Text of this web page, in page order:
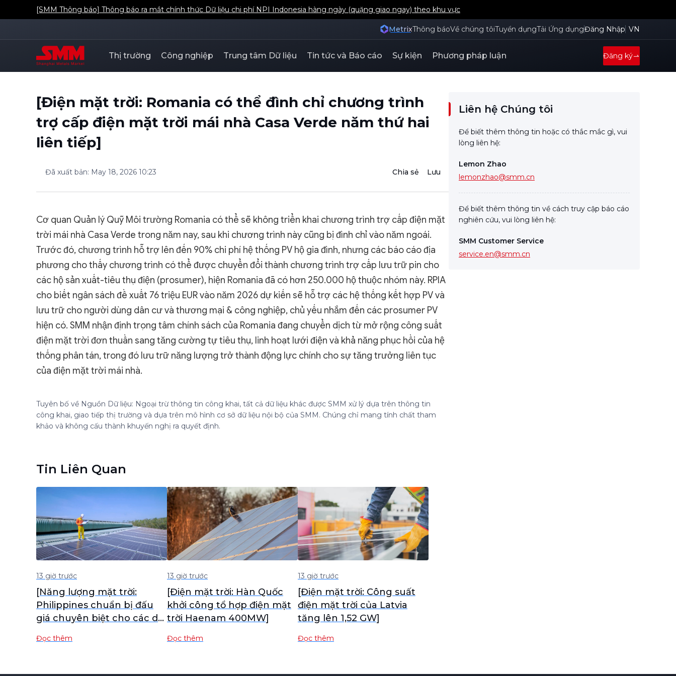
[SMM Thông báo] Thông báo ra mắt chính thức Dữ liệu chi phí NPI Indonesia hàng ngày (quặng giao ngay) theo khu vực
MetrixThông báoVề chúng tôiTuyển dụngTải Ứng dụngĐăng Nhập VN
Thị trường Công nghiệp Trung tâm Dữ liệu Tin tức và Báo cáo Sự kiện Phương pháp luận Đăng ký
[Điện mặt trời: Romania có thể đình chỉ chương trình
trợ cấp điện mặt trời mái nhà Casa Verde năm thứ hai
liên tiếp]
Đã xuất bản: May 18, 2026 10:23 Chia sẻ Lưu
Cơ quan Quản lý Quỹ Môi trường Romania có thể sẽ không triển khai chương trình trợ cấp điện mặt
trời mái nhà Casa Verde trong năm nay, sau khi chương trình này cũng bị đình chỉ vào năm ngoái.
Trước đó, chương trình hỗ trợ lên đến 90% chi phí hệ thống PV hộ gia đình, nhưng các báo cáo địa
phương cho thấy chương trình có thể được chuyển đổi thành chương trình trợ cấp lưu trữ pin cho
các hộ sản xuất-tiêu thụ điện (prosumer), hiện Romania đã có hơn 250.000 hộ thuộc nhóm này. RPIA
cho biết ngân sách đề xuất 76 triệu EUR vào năm 2026 dự kiến sẽ hỗ trợ các hệ thống kết hợp PV và
lưu trữ cho người dùng dân cư và thương mại & công nghiệp, chủ yếu nhắm đến các prosumer PV
hiện có. SMM nhận định trọng tâm chính sách của Romania đang chuyển dịch từ mở rộng công suất
điện mặt trời đơn thuần sang tăng cường tự tiêu thụ, linh hoạt lưới điện và khả năng phục hồi của hệ
thống phân tán, trong đó lưu trữ năng lượng trở thành động lực chính cho sự tăng trưởng liên tục
của điện mặt trời mái nhà.
Tuyên bố về Nguồn Dữ liệu: Ngoại trừ thông tin công khai, tất cả dữ liệu khác được SMM xử lý dựa trên thông tin
công khai, giao tiếp thị trường và dựa trên mô hình cơ sở dữ liệu nội bộ của SMM. Chúng chỉ mang tính chất tham
khảo và không cấu thành khuyến nghị ra quyết định.
Tin Liên Quan
13 giờ trước
[Năng lượng mặt trời:
Philippines chuẩn bị đấu
giá chuyên biệt cho các dự
nghiệp và thủy sản]
Đọc thêm
13 giờ trước
[Điện mặt trời: Hàn Quốc
khởi công tổ hợp điện mặt
trời Haenam 400MW]
Đọc thêm
13 giờ trước
[Điện mặt trời: Công suất
điện mặt trời của Latvia
tăng lên 1,52 GW]
Đọc thêm
Liên hệ Chúng tôi
Để biết thêm thông tin hoặc có thắc mắc gì, vui
lòng liên hệ:
Lemon Zhao
lemonzhao@smm.cn
Để biết thêm thông tin về cách truy cập báo cáo
nghiên cứu, vui lòng liên hệ:
SMM Customer Service
service.en@smm.cn